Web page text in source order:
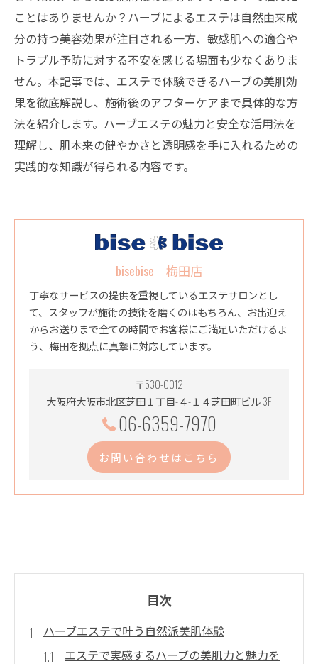
ことはありませんか？ハーブによるエステは自然由来成
分の持つ美容効果が注目される一方、敏感肌への適合や
トラブル予防に対する不安を感じる場面も少なくありま
せん。本記事では、エステで体験できるハーブの美肌効
果を徹底解説し、施術後のアフターケアまで具体的な方
法を紹介します。ハーブエステの魅力と安全な活用法を
理解し、肌本来の健やかさと透明感を手に入れるための
実践的な知識が得られる内容です。
bisebise 梅田店
丁寧なサービスの提供を重視しているエステサロンとし
て、スタッフが施術の技術を磨くのはもちろん、お出迎え
からお送りまで全ての時間でお客様にご満足いただけるよ
う、梅田を拠点に真摯に対応しています。
〒530-0012
大阪府大阪市北区芝田１丁目-４-１４芝田町ビル 3F
06-6359-7970
お問い合わせはこちら
目次
ハーブエステで叶う自然派美肌体験
エステで実感するハーブの美肌力と魅力を